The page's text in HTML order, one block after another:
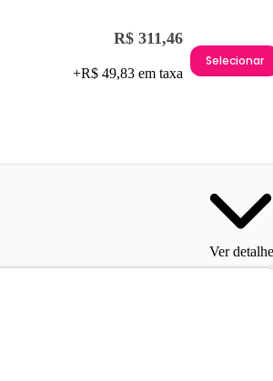
R$ 311,46
+R$ 49,83 em taxa
Selecionar
Ver